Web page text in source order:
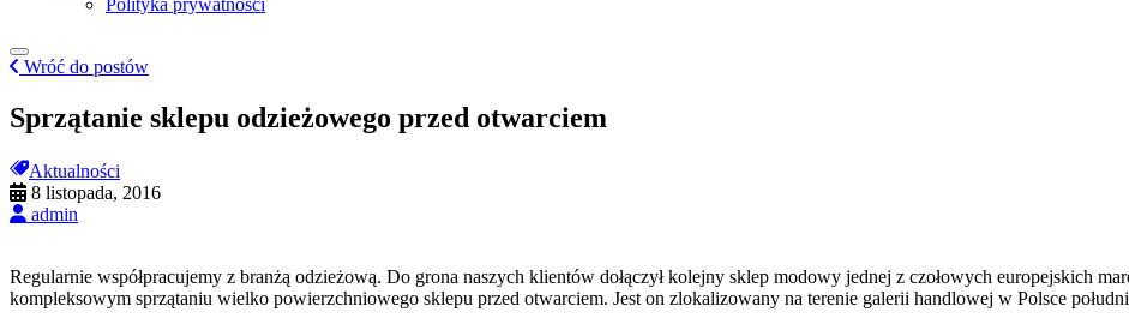
Polityka prywatności
Wróć do postów
Sprzątanie sklepu odzieżowego przed otwarciem
Aktualności
8 listopada, 2016
admin
Regularnie współpracujemy z branżą odzieżową. Do grona naszych klientów dołączył kolejny sklep modowy jednej z czołowych europejskich
kompleksowym sprzątaniu wielko powierzchniowego sklepu przed otwarciem. Jest on zlokalizowany na terenie galerii handlowej w Polsce